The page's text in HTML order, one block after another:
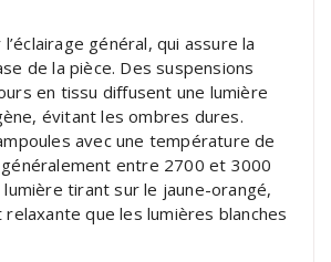
général, qui assure la
de la pièce. Des suspensions
en tissu diffusent une lumière
évitant les ombres dures.
avec une température de
généralement entre 2700 et 3000
lumière tirant sur le jaune-orangé,
que les lumières blanches